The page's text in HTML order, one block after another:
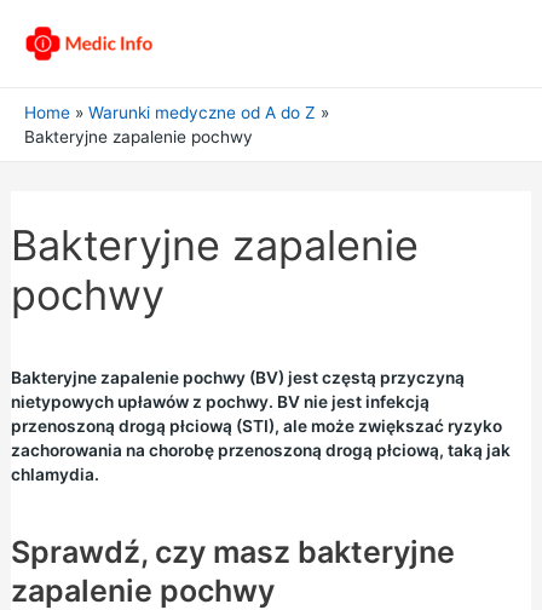
Home
Warunki medyczne od A do Z
Bakteryjne zapalenie pochwy
Bakteryjne zapalenie
pochwy
Bakteryjne zapalenie pochwy (BV) jest częstą przyczyną
nietypowych upławów z pochwy. BV nie jest infekcją
przenoszoną drogą płciową (STI), ale może zwiększać ryzyko
zachorowania na chorobę przenoszoną drogą płciową, taką jak
chlamydia.
Sprawdź, czy masz bakteryjne
zapalenie pochwy